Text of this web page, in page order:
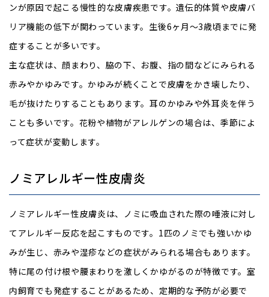
ンが原因で起こる慢性的な皮膚疾患です。遺伝的体質や皮膚バ
リア機能の低下が関わっています。生後6ヶ月〜3歳頃までに発
症することが多いです。
主な症状は、顔まわり、脇の下、お腹、指の間などにみられる
赤みやかゆみです。かゆみが続くことで皮膚をかき壊したり、
毛が抜けたりすることもあります。耳のかゆみや外耳炎を伴う
ことも多いです。花粉や植物がアレルゲンの場合は、季節によ
って症状が変動します。
ノミアレルギー性皮膚炎
ノミアレルギー性皮膚炎は、ノミに吸血された際の唾液に対し
てアレルギー反応を起こすものです。1匹のノミでも強いかゆ
みが生じ、赤みや湿疹などの症状がみられる場合もあります。
特に尾の付け根や腰まわりを激しくかゆがるのが特徴です。室
内飼育でも発症することがあるため、定期的な予防が必要で